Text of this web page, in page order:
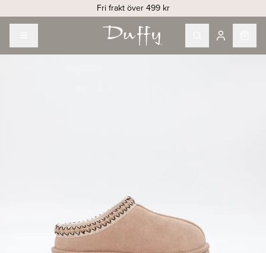
Fri frakt över 499 kr